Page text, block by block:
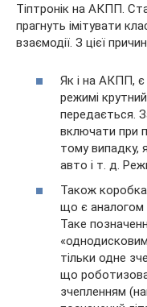
Тіптронік на АКПП.
прагнуть імітувати
взаємодії. З цієї
Як і на АКПП,
режимі
передається.
включати при
тому випадку,
авто і т. д.
Також
що є аналогом
Таке
тільки одне
що
зчепленням